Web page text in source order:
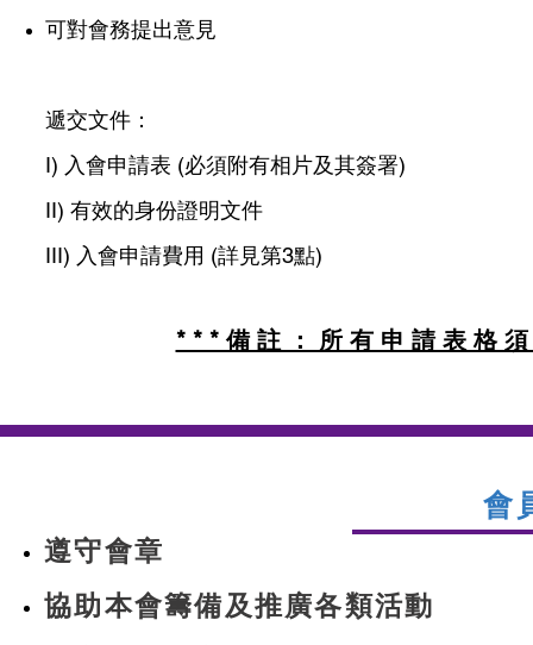
可對會務提出意見
遞交文件：
I) 入會申請表 (必須附有相片及其簽署)
II) 有效的身份證明文件
III) 入會申請費用 (詳見第3點)
***備註：所有申請表格
會
遵守會章
協助本會籌備及推廣各類活動